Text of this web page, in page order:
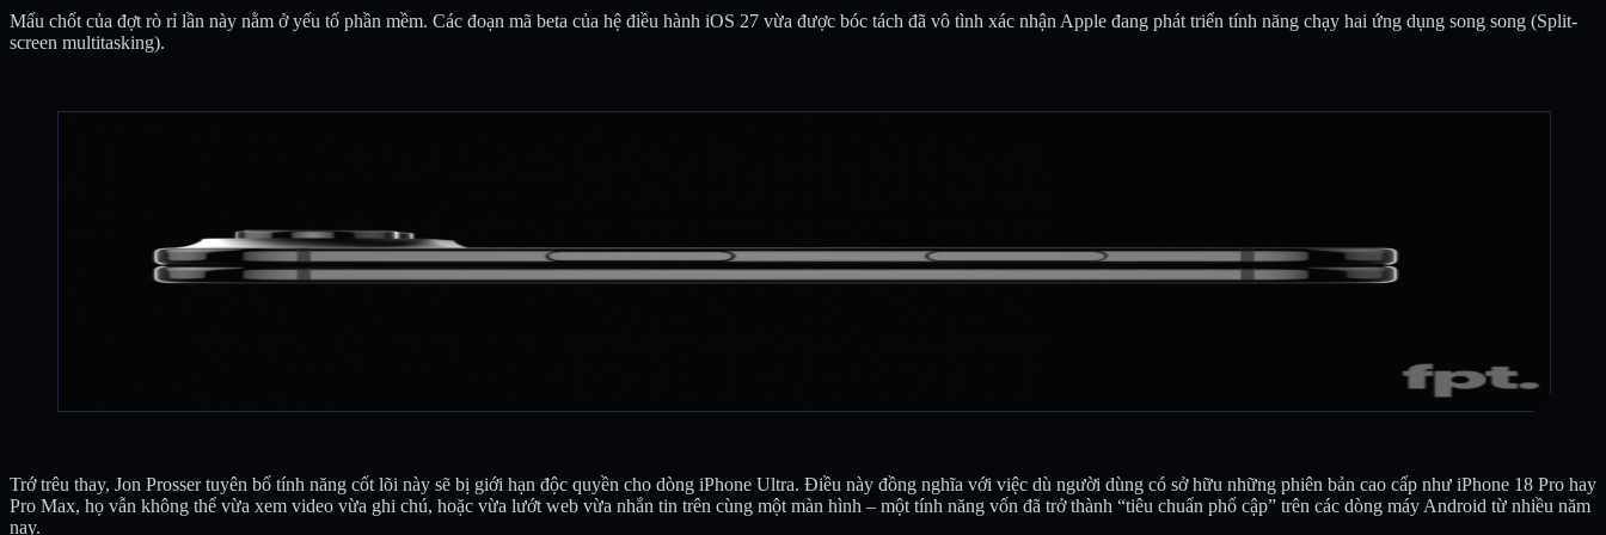
Mấu chốt của đợt rò rỉ lần này nằm ở yếu tố phần mềm. Các đoạn mã beta của hệ điều hành iOS 27 vừa được bóc tách đã vô tình xác nhận Apple đang phát triển tính năng chạy hai ứng dụng song song (Split-
screen multitasking).
Trớ trêu thay, Jon Prosser tuyên bố tính năng cốt lõi này sẽ bị giới hạn độc quyền cho dòng iPhone Ultra. Điều này đồng nghĩa với việc dù người dùng có sở hữu những phiên bản cao cấp như iPhone 18 Pro hay
Pro Max, họ vẫn không thể vừa xem video vừa ghi chú, hoặc vừa lướt web vừa nhắn tin trên cùng một màn hình – một tính năng vốn đã trở thành “tiêu chuẩn phổ cập” trên các dòng máy Android từ nhiều năm
nay.